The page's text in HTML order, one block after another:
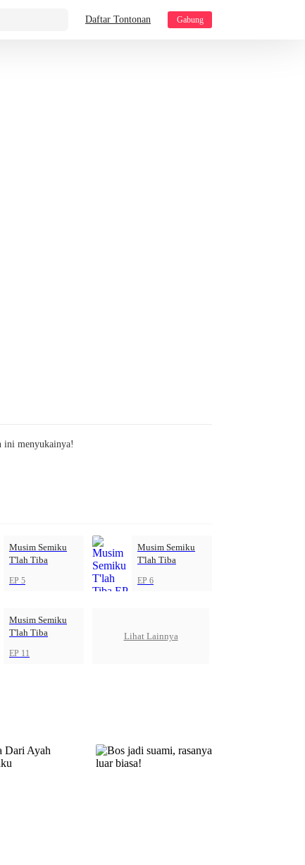
Daftar Tontonan Gabung
ini menyukainya!
Musim Semiku
T'lah Tiba
EP 5
Musim Semiku
T'lah Tiba
EP 6
Musim Semiku
T'lah Tiba
EP 11
Lihat Lainnya